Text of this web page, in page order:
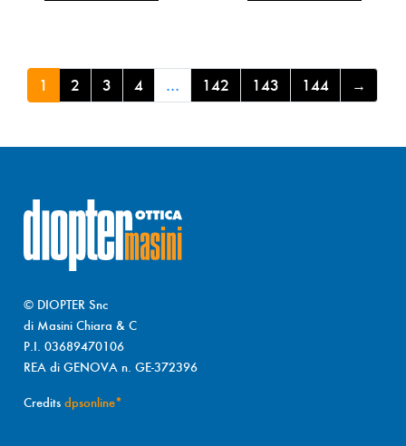
1 2 3 4 … 142 143 144 →
© DIOPTER Snc
di Masini Chiara & C
P.I. 03689470106
REA di GENOVA n. GE-372396
Credits dpsonline*